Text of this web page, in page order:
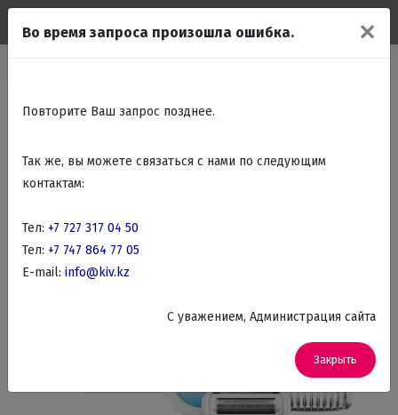
✕
Во время запроса произошла ошибка.
Повторите Ваш запрос позднее.
Так же, вы можете связаться с нами по следующим
контактам:
Тел: +7 727 317 04 50
Тел: +7 747 864 77 05
E-mail: info@kiv.kz
C уважением, Администрация сайта
Закрыть